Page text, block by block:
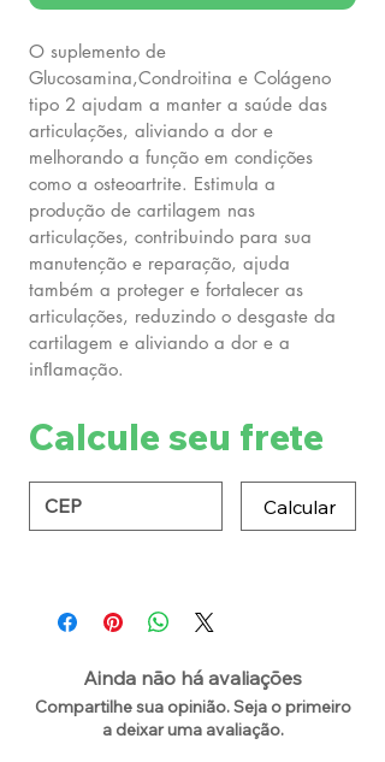
O suplemento de
Glucosamina,Condroitina e Colágeno
tipo 2 ajudam a manter a saúde das
articulações, aliviando a dor e
melhorando a função em condições
como a osteoartrite. Estimula a
produção de cartilagem nas
articulações, contribuindo para sua
manutenção e reparação, ajuda
também a proteger e fortalecer as
articulações, reduzindo o desgaste da
cartilagem e aliviando a dor e a
inﬂamação.
Calcule seu frete
Calcular
Ainda não há avaliações
Compartilhe sua opinião. Seja o primeiro
a deixar uma avaliação.